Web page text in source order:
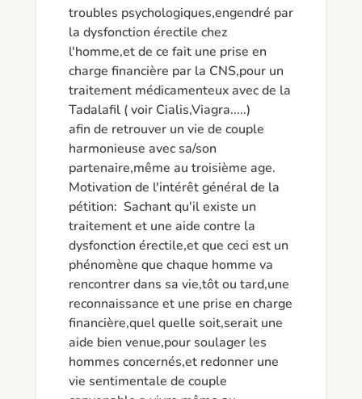
troubles psychologiques,engendré par
la dysfonction érectile chez
l'homme,et de ce fait une prise en
charge financière par la CNS,pour un
traitement médicamenteux avec de la
Tadalafil ( voir Cialis,Viagra.....)
afin de retrouver un vie de couple
harmonieuse avec sa/son
partenaire,même au troisième age.
Motivation de l'intérêt général de la
pétition:  Sachant qu'il existe un
traitement et une aide contre la
dysfonction érectile,et que ceci est un
phénomène que chaque homme va
rencontrer dans sa vie,tôt ou tard,une
reconnaissance et une prise en charge
financière,quel quelle soit,serait une
aide bien venue,pour soulager les
hommes concernés,et redonner une
vie sentimentale de couple